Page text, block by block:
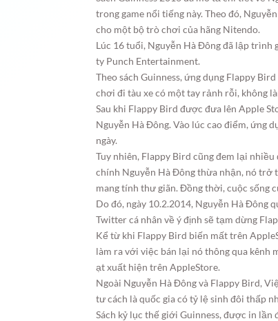
trong game nổi tiếng này. Theo đó,
cho một bộ trò chơi của hãng Nitendo.
Lúc 16 tuổi, Nguyễn Hà Đông đã lập trình
ty Punch Entertainment.
Theo sách Guinness, ứng dụng Flappy
chơi đi tàu xe có một tay rảnh rỗi, không
Sau khi Flappy Bird được đưa lên Apple
Nguyễn Hà Đông. Vào lúc cao điểm, ứng
ngày.
Tuy nhiên, Flappy Bird cũng đem lại
chính Nguyễn Hà Đông thừa nhận, nó
mang tính thư giãn. Đồng thời, cuộc sống
Do đó, ngày 10.2.2014, Nguyễn Hà Đông
Twitter cá nhân về ý định sẽ tạm dừng
Kể từ khi Flappy Bird biến mất trên
làm ra với việc bán lại nó thông qua kênh
ạt xuất hiện trên AppleStore.
Ngoài Nguyễn Hà Đông và Flappy Bird,
tư cách là quốc gia có tỷ lệ sinh đôi thấp
Sách kỷ lục thế giới Guinness, được in